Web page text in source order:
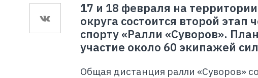
17 и 18 февраля на
округа состоится второй
спорту «Ралли «Суворов».
участие около 60 экипажей
Общая дистанция ралли «Суворов»